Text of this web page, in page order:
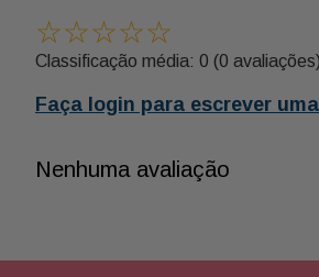
☆☆☆☆☆
Classificação média: 0 (0 avaliações)
Faça login para escrever
Nenhuma avaliação